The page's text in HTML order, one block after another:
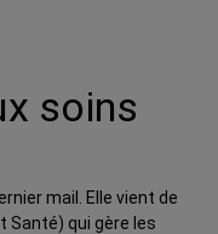
soins
mail. Elle vient de
Santé) qui gère les